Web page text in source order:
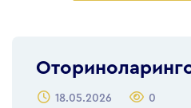
18.05.2026 0